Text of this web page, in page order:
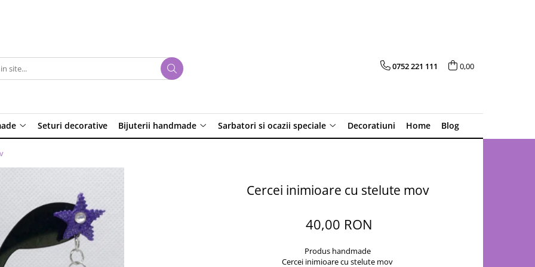
0752 221 111 0,00
Seturi decorative Bijuterii handmade Sarbatori si ocazii speciale Decoratiuni Home Blog
Cercei inimioare cu stelute mov
40,00 RON
Produs handmade
Cercei inimioare cu stelute mov